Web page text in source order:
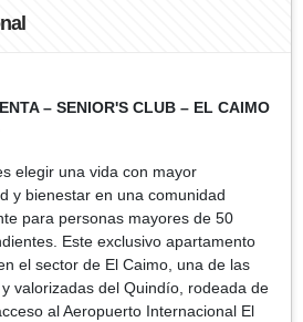
– SENIOR'S CLUB – EL CAIMO
elegir una vida con mayor
y bienestar en una comunidad
para personas mayores de 50
Este exclusivo apartamento
el sector de El Caimo, una de las
valorizadas del Quindío, rodeada de
al Aeropuerto Internacional El